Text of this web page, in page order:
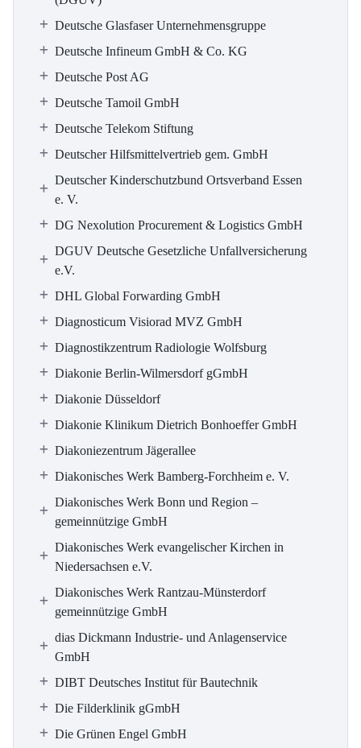
Deutsche Glasfaser Unternehmensgruppe
Deutsche Infineum GmbH & Co. KG
Deutsche Post AG
Deutsche Tamoil GmbH
Deutsche Telekom Stiftung
Deutscher Hilfsmittelvertrieb gem. GmbH
Deutscher Kinderschutzbund Ortsverband Essen
e. V.
DG Nexolution Procurement & Logistics GmbH
DGUV Deutsche Gesetzliche Unfallversicherung
e.V.
DHL Global Forwarding GmbH
Diagnosticum Visiorad MVZ GmbH
Diagnostikzentrum Radiologie Wolfsburg
Diakonie Berlin-Wilmersdorf gGmbH
Diakonie Düsseldorf
Diakonie Klinikum Dietrich Bonhoeffer GmbH
Diakoniezentrum Jägerallee
Diakonisches Werk Bamberg-Forchheim e. V.
Diakonisches Werk Bonn und Region –
gemeinnützige GmbH
Diakonisches Werk evangelischer Kirchen in
Niedersachsen e.V.
Diakonisches Werk Rantzau-Münsterdorf
gemeinnützige GmbH
dias Dickmann Industrie- und Anlagenservice
GmbH
DIBT Deutsches Institut für Bautechnik
Die Filderklinik gGmbH
Die Grünen Engel GmbH